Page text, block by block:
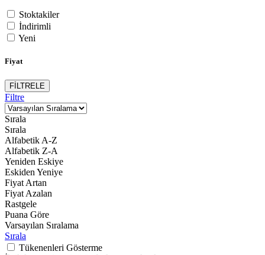
Stoktakiler
İndirimli
Yeni
Fiyat
FİLTRELE
Filtre
Sırala
Sırala
Alfabetik A-Z
Alfabetik Z-A
Yeniden Eskiye
Eskiden Yeniye
Fiyat Artan
Fiyat Azalan
Rastgele
Puana Göre
Varsayılan Sıralama
Sırala
Tükenenleri Gösterme